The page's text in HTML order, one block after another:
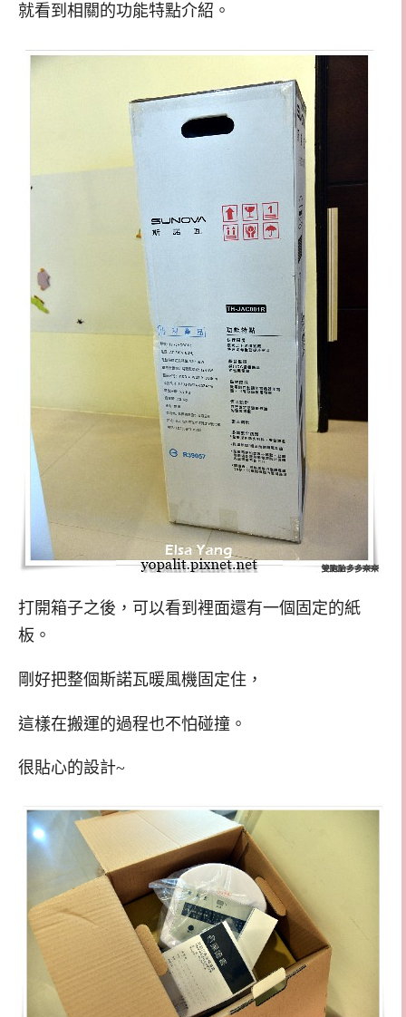
就看到相關的功能特點介紹。
打開箱子之後，可以看到裡面還有一個固定的紙
板。
剛好把整個斯諾瓦暖風機固定住，
這樣在搬運的過程也不怕碰撞。
很貼心的設計~